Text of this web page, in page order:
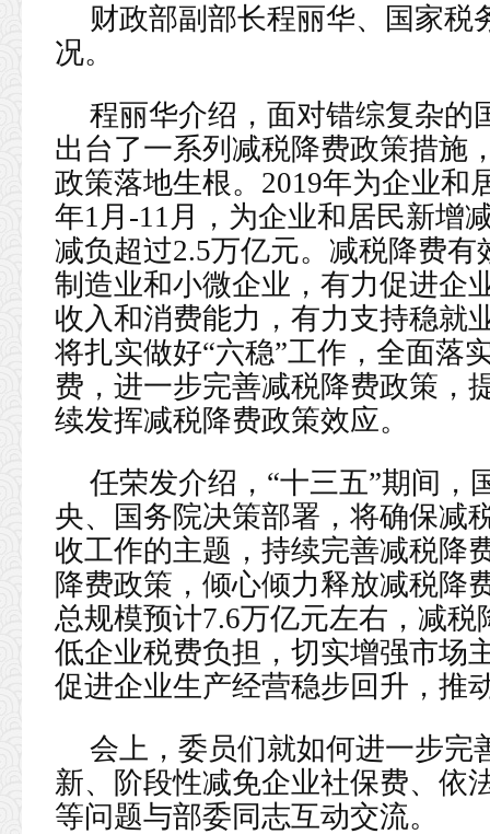
财政部副部长程丽华、国家税
况。
程丽华介绍，面对错综复杂的
出台了一系列减税降费政策措施
政策落地生根。2019年为企业和
年1月-11月，为企业和居民新增
减负超过2.5万亿元。减税降费
制造业和小微企业，有力促进企
收入和消费能力，有力支持稳就
将扎实做好“六稳”工作，全面落
费，进一步完善减税降费政策，
续发挥减税降费政策效应。
任荣发介绍，“十三五”期间，
央、国务院决策部署，将确保减
收工作的主题，持续完善减税降
降费政策，倾心倾力释放减税降
总规模预计7.6万亿元左右，减
低企业税费负担，切实增强市场
促进企业生产经营稳步回升，推
会上，委员们就如何进一步完
新、阶段性减免企业社保费、依
等问题与部委同志互动交流。